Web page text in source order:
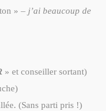
» – j’ai beaucoup de
» et conseiller sortant)
(Sans parti pris !)